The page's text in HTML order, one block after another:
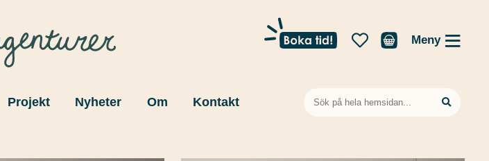
Meny
Projekt Nyheter Om Kontakt
efter: